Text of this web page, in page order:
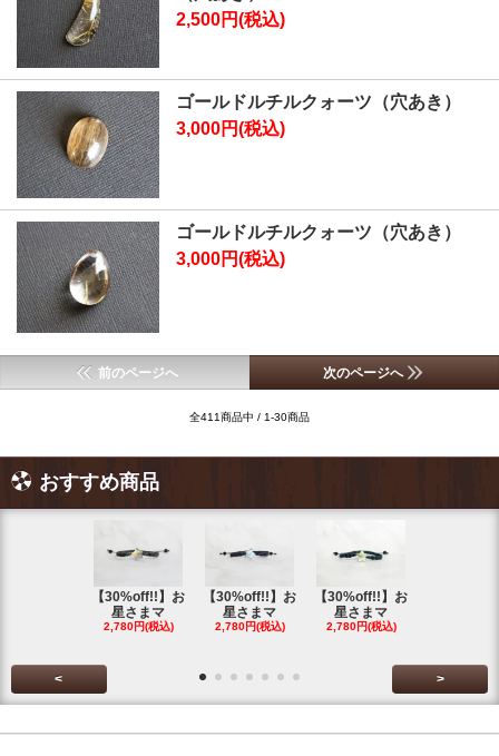
2,500円(税込)
ゴールドルチルクォーツ（穴あき）
3,000円(税込)
ゴールドルチルクォーツ（穴あき）
3,000円(税込)
前のページへ 次のページへ
全411商品中 / 1-30商品
おすすめ商品
【30%off!!】お
星さまマ
2,780円(税込)
【30%off!!】お
星さまマ
2,780円(税込)
【30%off!!】お
星さまマ
2,780円(税込)
< >